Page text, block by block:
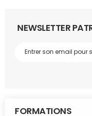
NEWSLETTER
FORMATIONS